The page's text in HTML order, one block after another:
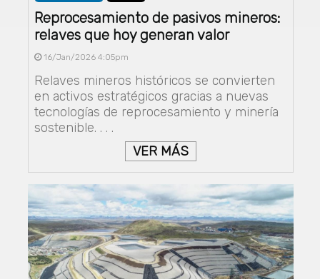
Reprocesamiento de pasivos mineros:
relaves que hoy generan valor
16/Jan/2026 4:05pm
Relaves mineros históricos se convierten
en activos estratégicos gracias a nuevas
tecnologías de reprocesamiento y minería
sostenible. . . .
VER MÁS